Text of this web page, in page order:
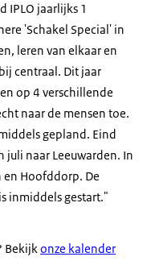
IPLO jaarlijks 1
'Schakel Special' in
leren van elkaar en
centraal. Dit jaar
op 4 verschillende
naar de mensen toe.
gepland. Eind
juli naar Leeuwarden. In
Hoofddorp. De
inmiddels gestart."
Bekijkonze kalender